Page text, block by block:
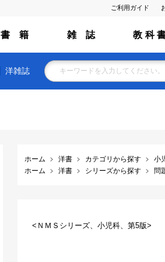
ご利用ガイド
書 籍 雑 誌 教 科
洋雑誌
ホーム 洋書 カテゴリから探す 小
ホーム
洋書 シリーズから探す 問
<ＮＭＳシリーズ、小児科、第5版>